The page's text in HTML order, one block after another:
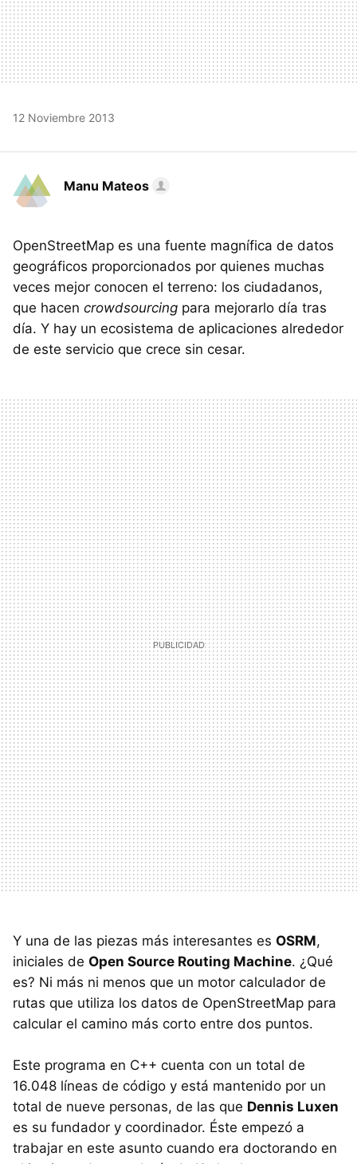
12 Noviembre 2013
Manu Mateos
OpenStreetMap es una fuente magnífica de datos
geográficos proporcionados por quienes muchas
veces mejor conocen el terreno: los ciudadanos,
que hacen crowdsourcing para mejorarlo día tras
día. Y hay un ecosistema de aplicaciones alrededor
de este servicio que crece sin cesar.
Y una de las piezas más interesantes es OSRM,
iniciales de Open Source Routing Machine. ¿Qué
es? Ni más ni menos que un motor calculador de
rutas que utiliza los datos de OpenStreetMap para
calcular el camino más corto entre dos puntos.
Este programa en C++ cuenta con un total de
16.048 líneas de código y está mantenido por un
total de nueve personas, de las que Dennis Luxen
es su fundador y coordinador. Éste empezó a
trabajar en este asunto cuando era doctorando en